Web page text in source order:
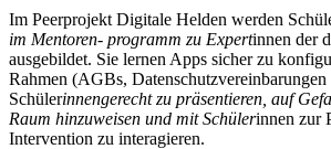
Im Peerprojekt Digitale Helden werden
im Mentoren- programm zu Expertinnen der
ausgebildet. Sie lernen Apps sicher zu
Rahmen (AGBs, Datenschutzvereinbarungen
Schülerinnengerecht zu präsentieren, auf
Raum hinzuweisen und mit Schülerinnen zur
Intervention zu interagieren.